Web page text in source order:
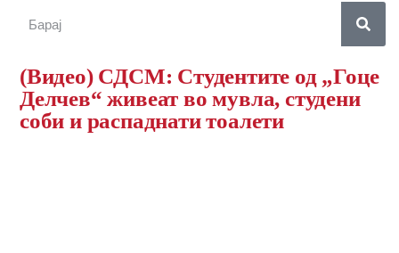
(Видео) СДСМ: Студентите од „Гоце
Делчев“ живеат во мувла, студени
соби и распаднати тоалети